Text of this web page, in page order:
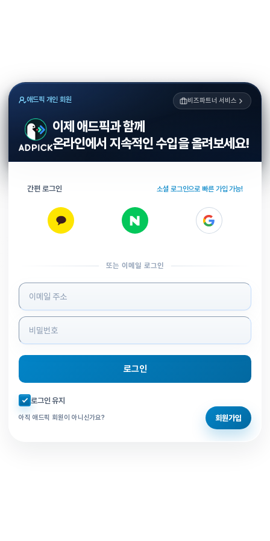
애드픽 개인 회원 비즈파트너 서비스
이제 애드픽과 함께
온라인에서 지속적인 수입을 올려보세요!
간편 로그인 소셜 로그인으로 빠른 가입 가능!
또는 이메일 로그인
로그인 정보 입력
로그인
자동로그인 체크
로그인 유지
아직 애드픽 회원이 아니신가요? 회원가입